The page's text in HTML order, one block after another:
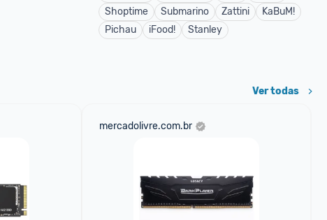
Shoptime
Submarino Zattini
KaBuM!
Pichau
iFood! Stanley
Ver todas
mercadolivre.com.br